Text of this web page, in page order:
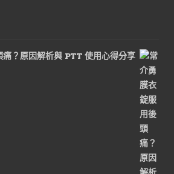
？原因解析與 PTT 使用心得分享